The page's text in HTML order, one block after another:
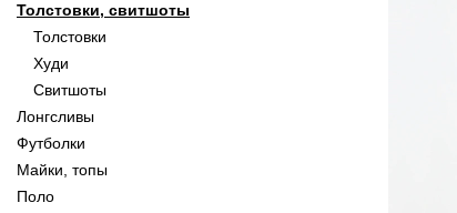
Толстовки, свитшоты
Толстовки
Худи
Свитшоты
Лонгсливы
Футболки
Майки, топы
Поло